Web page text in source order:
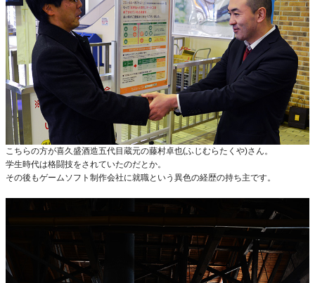
こちらの方が喜久盛酒造五代目蔵元の藤村卓也(ふじむらたくや)さん。
学生時代は格闘技をされていたのだとか。
その後もゲームソフト制作会社に就職という異色の経歴の持ち主です。